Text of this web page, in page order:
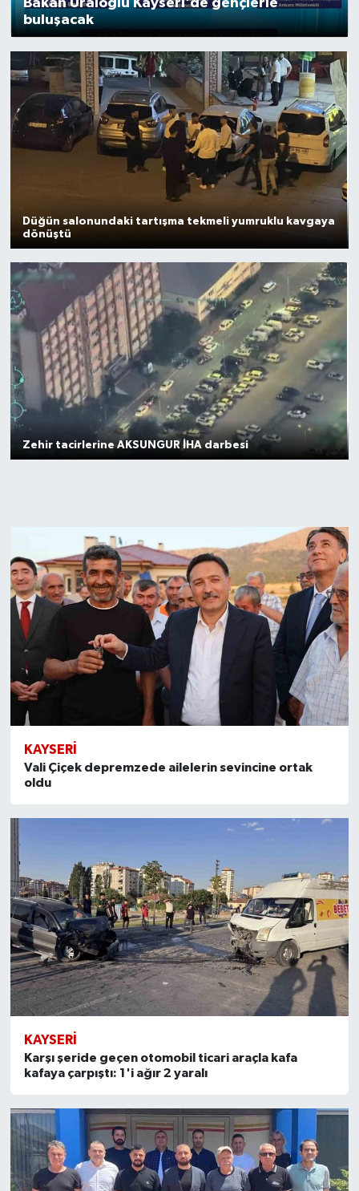
Bakan Uraloğlu Kayseri'de gençlerle
buluşacak
Düğün salonundaki tartışma tekmeli yumruklu kavgaya
dönüştü
Zehir tacirlerine AKSUNGUR İHA darbesi
KAYSERI
Vali Çiçek depremzede ailelerin sevincine ortak
oldu
KAYSERI
Karşı şeride geçen otomobil ticari araçla kafa
kafaya çarpıştı: 1'i ağır 2 yaralı
ÇEVRE
Dış Haberler
Dünya
EĞİTİM
English News
Finans
Flaş Haber
Gayrimenkul
GENEL
GÜNDEM
İNSAN
İş Dünyası
Jandarma
Kadın
KÜLTÜR SANAT
MAGAZİN
Sağlık
SİYASET
SPOR HABERLERİ
TEKNOLOJİ
Turizm
YAŞAM
YEREL